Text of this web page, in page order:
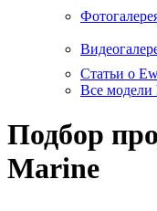
Статьи о
Все модели
Подбор
Marine